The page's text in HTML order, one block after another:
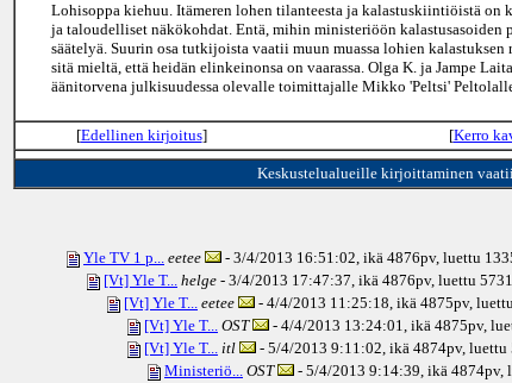
Lohisoppa kiehuu. Itämeren lohen tilanteesta ja kalastuskiintiöistä
ja taloudelliset näkökohdat. Entä, mihin ministeriöön
säätelyä. Suurin osa tutkijoista vaatii muun muassa lohien
sitä mieltä, että heidän elinkeinonsa on vaarassa. Olga K. ja Jampe
äänitorvena julkisuudessa olevalle toimittajalle Mikko 'Peltsi'
[Edellinen kirjoitus] [Kerro
Keskustelualueille kirjoittaminen
Yle TV 1 p... eetee - 3/4/2013 16:51:02, ikä 4876pv, luettu
[Vt] Yle T... helge - 3/4/2013 17:47:37, ikä 4876pv, luettu 5731
[Vt] Yle T... eetee - 4/4/2013 11:25:18, ikä 4875pv,
[Vt] Yle T... OST - 4/4/2013 13:24:01, ikä 4875pv,
[Vt] Yle T... itl - 5/4/2013 9:11:02, ikä 4874pv, luettu
Ministeriö... OST - 5/4/2013 9:14:39, ikä 4874pv,